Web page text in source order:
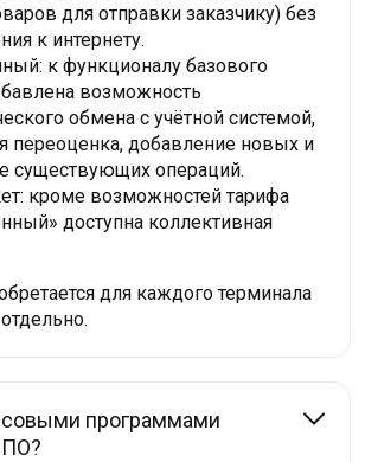
для отправки заказчику) без
к интернету.
к функционалу базового
возможность
обмена с учётной системой,
переоценка, добавление новых и
существующих операций.
кроме возможностей тарифа
доступна коллективная
для каждого терминала
программами